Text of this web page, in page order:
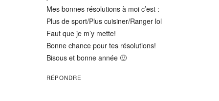
Mes bonnes résolutions à moi c’est :
Plus de sport/Plus cuisiner/Ranger lol
Faut que je m’y mette!
Bonne chance pour tes résolutions!
Bisous et bonne année 🙂
RÉPONDRE